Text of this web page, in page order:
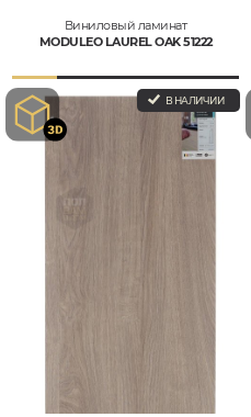
Виниловый ламинат
MODULEO LAUREL OAK 51222
В НАЛИЧИИ